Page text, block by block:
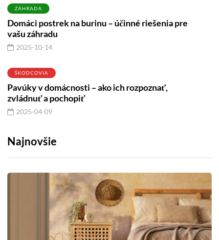
ZÁHRADA
Domáci postrek na burinu – účinné riešenia pre
vašu záhradu
2025-10-14
ŠKODCOVIA
Pavúky v domácnosti – ako ich rozpoznať,
zvládnuť a pochopiť
2025-04-09
Najnovšie